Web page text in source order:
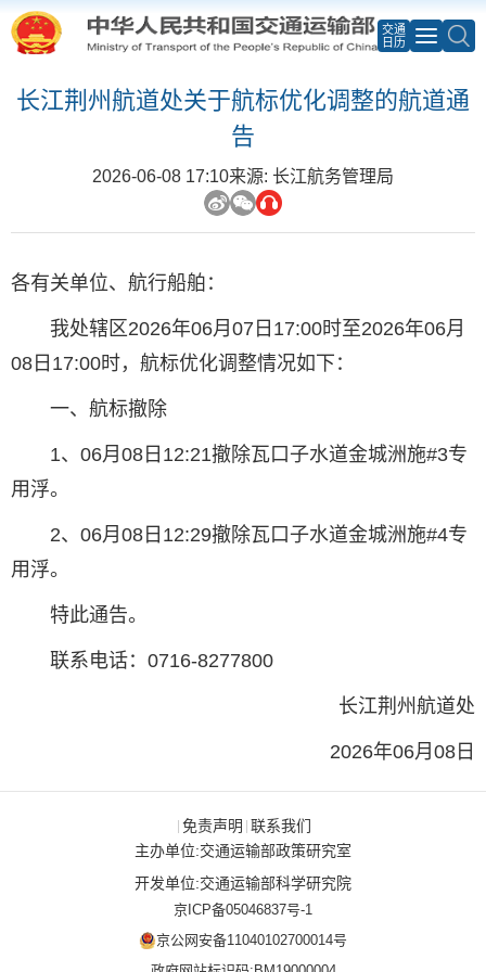
交通
日历
长江荆州航道处关于航标优化调整的航道通
告
2026-06-08 17:10来源: 长江航务管理局
各有关单位、航行船舶：
我处辖区2026年06月07日17:00时至2026年06月
08日17:00时，航标优化调整情况如下：
一、航标撤除
1、06月08日12:21撤除瓦口子水道金城洲施#3专
用浮。
2、06月08日12:29撤除瓦口子水道金城洲施#4专
用浮。
特此通告。
联系电话：0716-8277800
长江荆州航道处
2026年06月08日
| 免责声明 | 联系我们
主办单位:交通运输部政策研究室
开发单位:交通运输部科学研究院
京ICP备05046837号-1
京公网安备11040102700014号